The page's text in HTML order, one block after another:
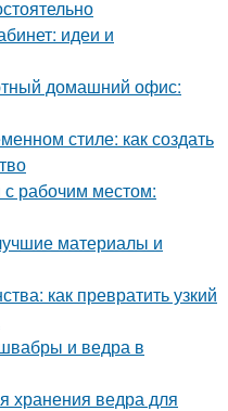
идеи и
домашний офис:
стиле: как создать
рабочим местом:
материалы и
как превратить узкий
и ведра в
ведра для